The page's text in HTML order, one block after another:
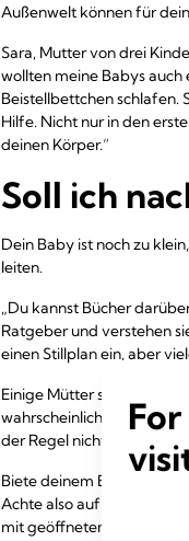
Außenwelt können für
Sara, Mutter von drei
wollten meine Babys auch
Beistellbettchen schlafen.
Hilfe. Nicht nur in den
deinen Körper.“
Soll ich
Dein Baby ist noch zu
leiten.
„Du kannst Bücher
Ratgeber und verstehen
einen Stillplan ein, aber
Einige Mütter sagen zwar,
wahrscheinlich zu dem
der Regel nicht jeden Tag
Biete deinem Baby
Achte also auf frühere
mit geöffnetem Mund sein